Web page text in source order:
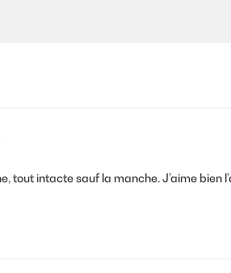
tout intacte sauf la manche. J’aime